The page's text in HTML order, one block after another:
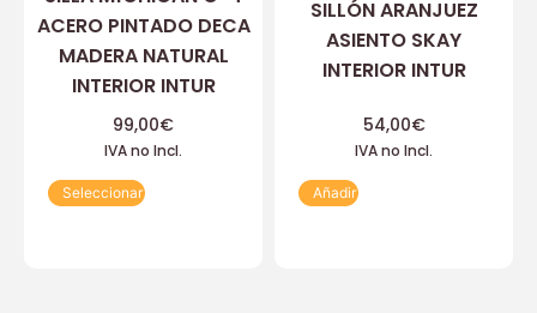
ACERO PINTADO DECA
MADERA NATURAL
INTERIOR INTUR
99,00€
IVA no Incl.
Seleccionar
SILLÓN ARANJUEZ
ASIENTO SKAY
INTERIOR INTUR
54,00€
IVA no Incl.
Añadir